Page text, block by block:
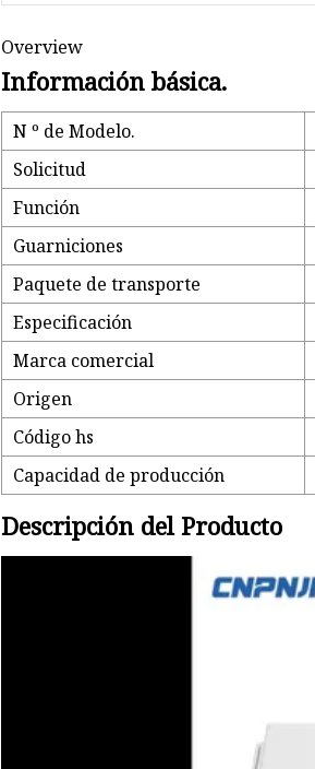
Overview
Información básica.
N º de Modelo.
Solicitud
Función
Guarniciones
Paquete de transporte
Especificación
Marca comercial
Origen
Código hs
Capacidad de producción
Descripción del Producto